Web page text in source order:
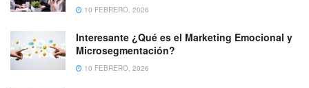
10 FEBRERO, 2026
Interesante ¿Qué es el Marketing Emocional y
Microsegmentación?
10 FEBRERO, 2026